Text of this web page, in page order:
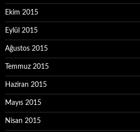
Ekim 2015
Eylül 2015
Ağustos 2015
Temmuz 2015
Haziran 2015
Mayıs 2015
Nisan 2015